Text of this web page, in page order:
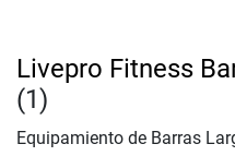
Livepro Fitness
(1)
Equipamiento de Barras